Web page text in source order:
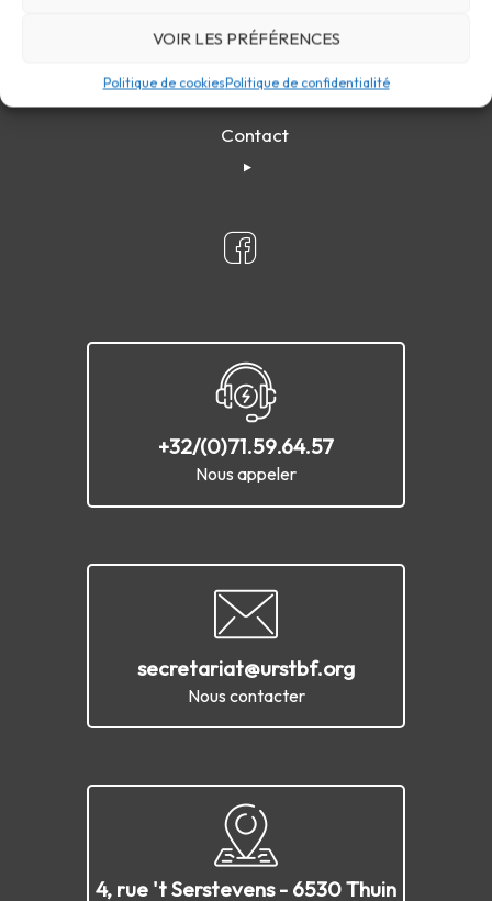
VOIR LES PRÉFÉRENCES
Politique de cookiesPolitique de confidentialité
Confidentialité Cookies FAQ
Plan du site
Contact
+32/(0)71.59.64.57
Nous appeler
secretariat@urstbf.org
Nous contacter
4, rue 't Serstevens - 6530 Thuin